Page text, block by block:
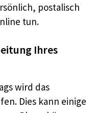
postalisch
tun.
Ihres
wird das
Dies kann einige